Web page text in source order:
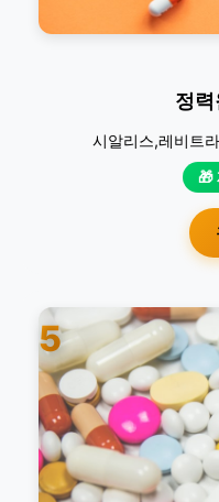
정력
시알리스,레비트
🎁
5